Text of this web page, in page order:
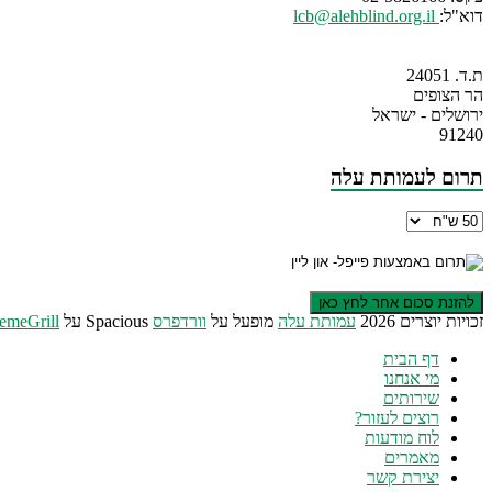
דוא"ל:
ת.ד. 24051
הר הצופים
ירושלים - ישראל
91240
תרום לעמותת עלה
זכויות יוצרים 2026 עמותת עלה מופעל על וורדפרס
דף הבית
מי אנחנו
שירותים
רוצים לעזור?
לוח מודעות
מאמרים
יצירת קשר